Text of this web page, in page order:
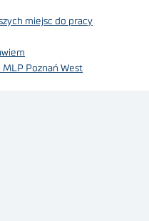
miejsc do pracy
MLP Poznań West